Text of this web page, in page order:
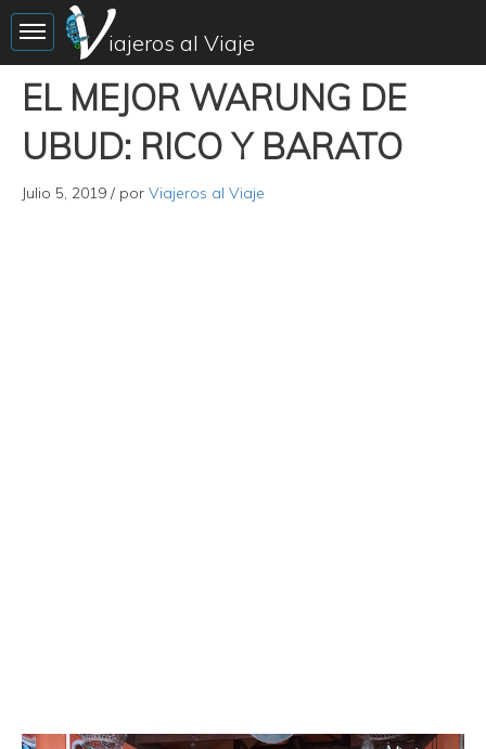
Toggle sidebar
iajeros al Viaje
EL MEJOR WARUNG DE
UBUD: RICO Y BARATO
Julio 5, 2019 / por Viajeros al Viaje